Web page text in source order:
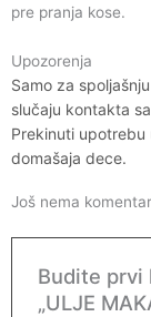
pre pranja kose.
Upozorenja
Samo za
slučaju kontakta
Prekinuti upotrebu
domašaja dece.
Još nema
Budite prvi
„ULJE